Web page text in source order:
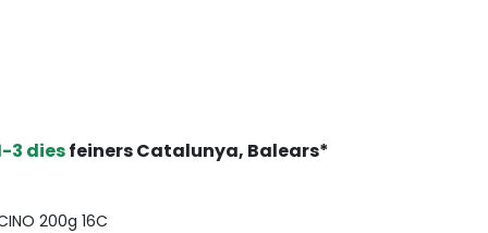
3 diesfeiners Catalunya, Balears*
200g 16C